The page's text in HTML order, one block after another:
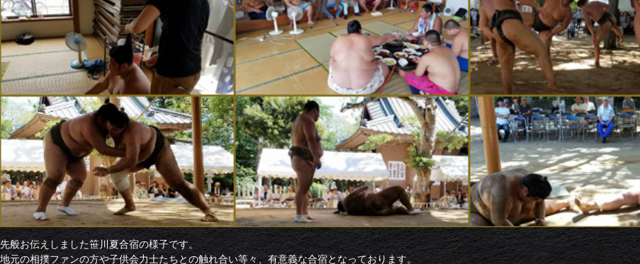
先般お伝えしました笹川夏合宿の様子です。
地元の相撲ファンの方や子供会力士たちとの触れ合い等々、有意義な合宿となっております。